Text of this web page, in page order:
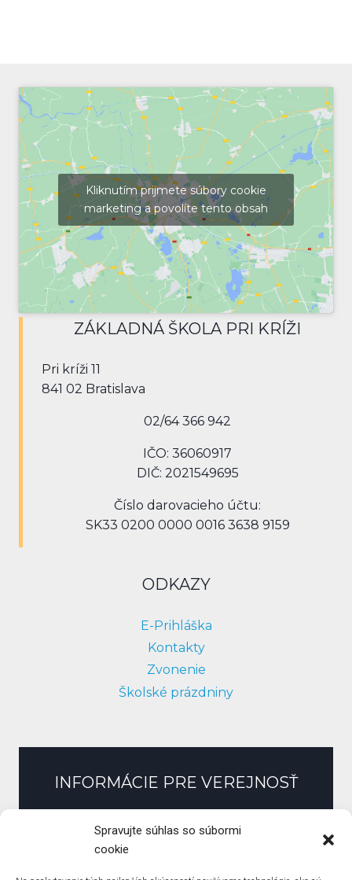
Spravujte súhlas so súbormi
cookie
Kliknutím prijmete súbory cookie
marketing a povolíte tento obsah
ZÁKLADNÁ ŠKOLA PRI KRÍŽI
Pri kríži 11
841 02 Bratislava
02/64 366 942
IČO: 36060917
DIČ: 2021549695
Číslo darovacieho účtu:
SK33 0200 0000 0016 3638 9159
ODKAZY
E-Prihláška
Kontakty
Zvonenie
Školské prázdniny
INFORMÁCIE PRE VEREJNOSŤ
Slobodný prístup k informáciám
Zmluvy, faktúry, objednávky